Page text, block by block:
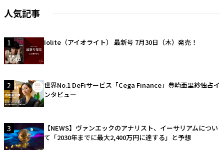
人気記事
1 Iolite（アイオライト） 最新号 7月30日（木）発売！
2
世界No.1 DeFiサービス「Cega Finance」豊崎亜里紗独占イ
ンタビュー
3
【NEWS】ヴァンエックのアナリスト、イーサリアムについ
て「2030年までに最大2,400万円に達する」と予想